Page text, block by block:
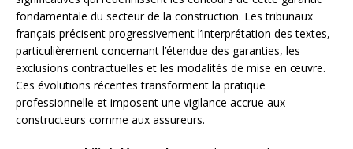
fondamentale du secteur de la construction. Les tribunaux
français précisent progressivement l’interprétation des textes,
particulièrement concernant l’étendue des garanties, les
exclusions contractuelles et les modalités de mise en œuvre.
Ces évolutions récentes transforment la pratique
professionnelle et imposent une vigilance accrue aux
constructeurs comme aux assureurs.